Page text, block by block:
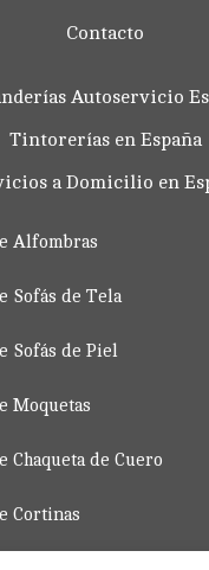
Contacto
Autoservicio
Tintorerías en España
a Domicilio en
Alfombras
Sofás de Tela
Sofás de Piel
Moquetas
Chaqueta de Cuero
Cortinas